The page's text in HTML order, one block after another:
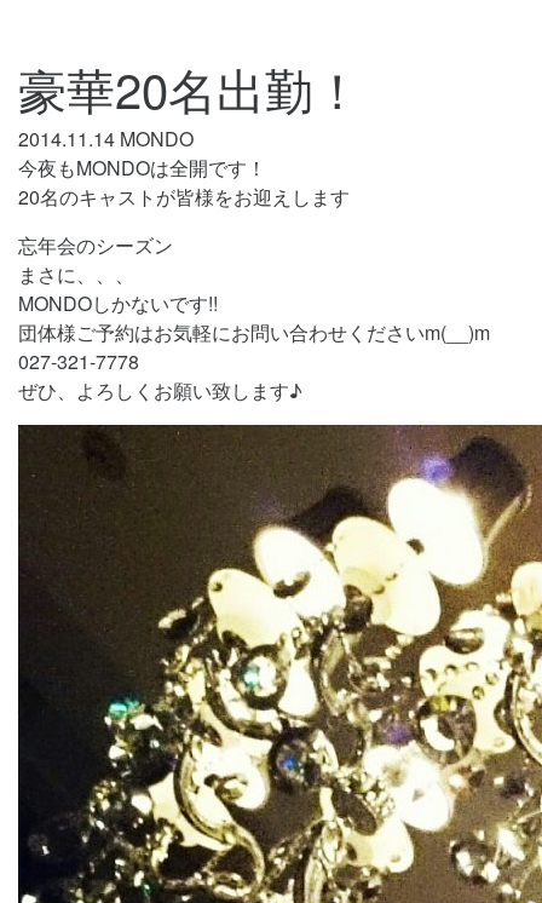
豪華20名出勤！
2014.11.14 MONDO
今夜もMONDOは全開です！
20名のキャストが皆様をお迎えします
忘年会のシーズン
まさに、、、
MONDOしかないです!!
団体様ご予約はお気軽にお問い合わせくださいm(__)m
027-321-7778
ぜひ、よろしくお願い致します♪